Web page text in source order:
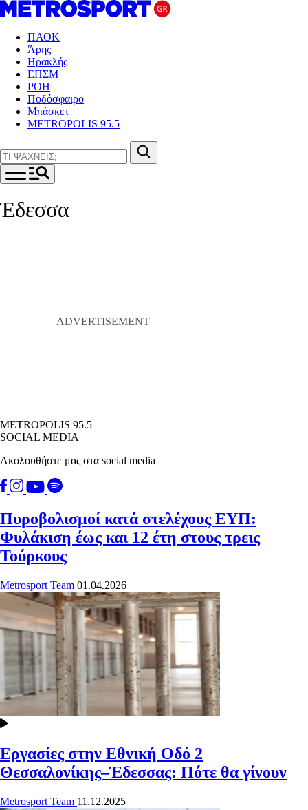
ΠΑΟΚ
Άρης
Ηρακλής
ΕΠΣΜ
ΡΟΗ
Ποδόσφαιρο
Μπάσκετ
METROPOLIS 95.5
Έδεσσα
METROPOLIS 95.5
SOCIAL MEDIA
Ακολουθήστε μας στα social media
Πυροβολισμοί κατά στελέχους ΕΥΠ:
Φυλάκιση έως και 12 έτη στους τρεις
Τούρκους
Metrosport Team 01.04.2026
Εργασίες στην Εθνική Οδό 2
Θεσσαλονίκης–Έδεσσας: Πότε θα γίνουν
Metrosport Team 11.12.2025